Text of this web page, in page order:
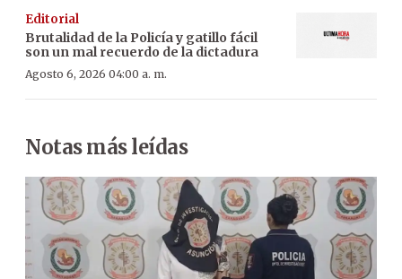
Editorial
Brutalidad de la Policía y gatillo fácil
son un mal recuerdo de la dictadura
Agosto 6, 2026 04:00 a. m.
Notas más leídas